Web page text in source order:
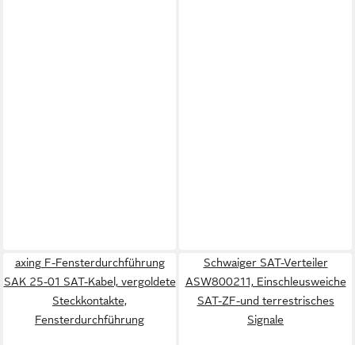
axing F-Fensterdurchführung
SAK 25-01 SAT-Kabel, vergoldete
Steckkontakte,
Fensterdurchführung
Schwaiger SAT-Verteiler
ASW800211, Einschleusweiche
SAT-ZF-und terrestrisches
Signale